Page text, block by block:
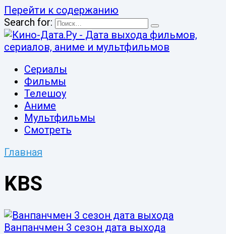
Перейти к содержанию
Search for:
Сериалы
Фильмы
Телешоу
Аниме
Мультфильмы
Смотреть
Главная
KBS
Ванпанчмен 3 сезон дата выхода